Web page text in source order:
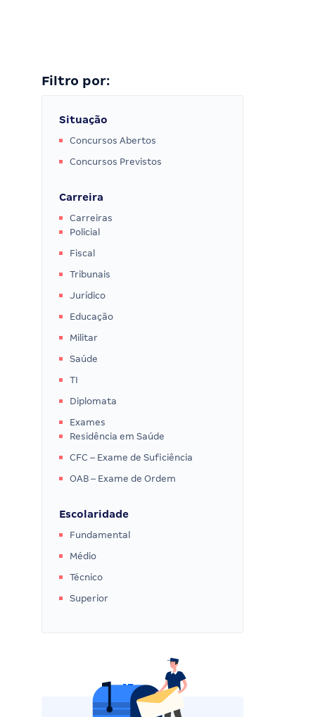
Filtro por:
Situação
Concursos Abertos
Concursos Previstos
Carreira
Carreiras
Policial
Fiscal
Tribunais
Jurídico
Educação
Militar
Saúde
TI
Diplomata
Exames
Residência em Saúde
CFC – Exame de Suficiência
OAB – Exame de Ordem
Escolaridade
Fundamental
Médio
Técnico
Superior